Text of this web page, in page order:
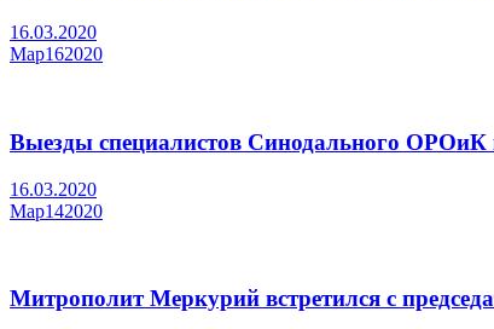
16.03.2020
Мар162020
Выезды специалистов Синодального ОРОиК
16.03.2020
Мар142020
Митрополит Меркурий встретился с